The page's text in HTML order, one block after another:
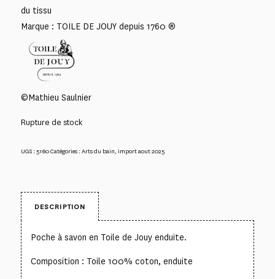
du tissu
Marque : TOILE DE JOUY depuis 1760 ®
©Mathieu Saulnier
Rupture de stock
UGS : 5160Catégories :Arts du bain, import aout 2025
DESCRIPTION
Poche à savon en Toile de Jouy enduite.
Composition : Toile 100% coton, enduite